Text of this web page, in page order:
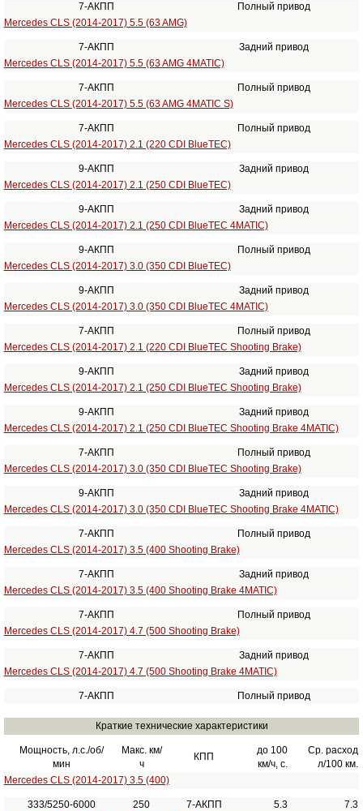
7-АКПП
Полный привод
Mercedes CLS (2014-2017) 5.5 (63 AMG)
7-АКПП
Задний привод
Mercedes CLS (2014-2017) 5.5 (63 AMG 4MATIC)
7-АКПП
Полный привод
Mercedes CLS (2014-2017) 5.5 (63 AMG 4MATIC S)
7-АКПП
Полный привод
Mercedes CLS (2014-2017) 2.1 (220 CDI BlueTEC)
9-АКПП
Задний привод
Mercedes CLS (2014-2017) 2.1 (250 CDI BlueTEC)
9-АКПП
Задний привод
Mercedes CLS (2014-2017) 2.1 (250 CDI BlueTEC 4MATIC)
9-АКПП
Полный привод
Mercedes CLS (2014-2017) 3.0 (350 CDI BlueTEC)
9-АКПП
Задний привод
Mercedes CLS (2014-2017) 3.0 (350 CDI BlueTEC 4MATIC)
7-АКПП
Полный привод
Mercedes CLS (2014-2017) 2.1 (220 CDI BlueTEC Shooting Brake)
9-АКПП
Задний привод
Mercedes CLS (2014-2017) 2.1 (250 CDI BlueTEC Shooting Brake)
9-АКПП
Задний привод
Mercedes CLS (2014-2017) 2.1 (250 CDI BlueTEC Shooting Brake 4MATIC)
7-АКПП
Полный привод
Mercedes CLS (2014-2017) 3.0 (350 CDI BlueTEC Shooting Brake)
9-АКПП
Задний привод
Mercedes CLS (2014-2017) 3.0 (350 CDI BlueTEC Shooting Brake 4MATIC)
7-АКПП
Полный привод
Mercedes CLS (2014-2017) 3.5 (400 Shooting Brake)
7-АКПП
Задний привод
Mercedes CLS (2014-2017) 3.5 (400 Shooting Brake 4MATIC)
7-АКПП
Полный привод
Mercedes CLS (2014-2017) 4.7 (500 Shooting Brake)
7-АКПП
Задний привод
Mercedes CLS (2014-2017) 4.7 (500 Shooting Brake 4MATIC)
7-АКПП Полный привод
Краткие технические характеристики
Мощность, л.с./об/
мин
Макс. км/
ч
КПП
до 100
км/ч, с.
Ср. расход
л/100 км.
Mercedes CLS (2014-2017) 3.5 (400)
333/5250-6000 250 7-АКПП 5.3
7.3